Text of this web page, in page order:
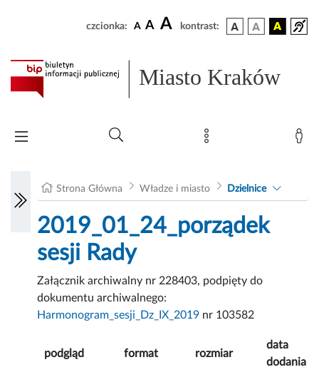
czcionka: A A A kontrast:
Miasto Kraków
Strona Główna Władze i miasto Dzielnice
2019_01_24_porządek
sesji Rady
Załącznik archiwalny nr 228403, podpięty do
dokumentu archiwalnego:
Harmonogram_sesji_Dz_IX_2019 nr 103582
podgląd format rozmiar
data
dodania